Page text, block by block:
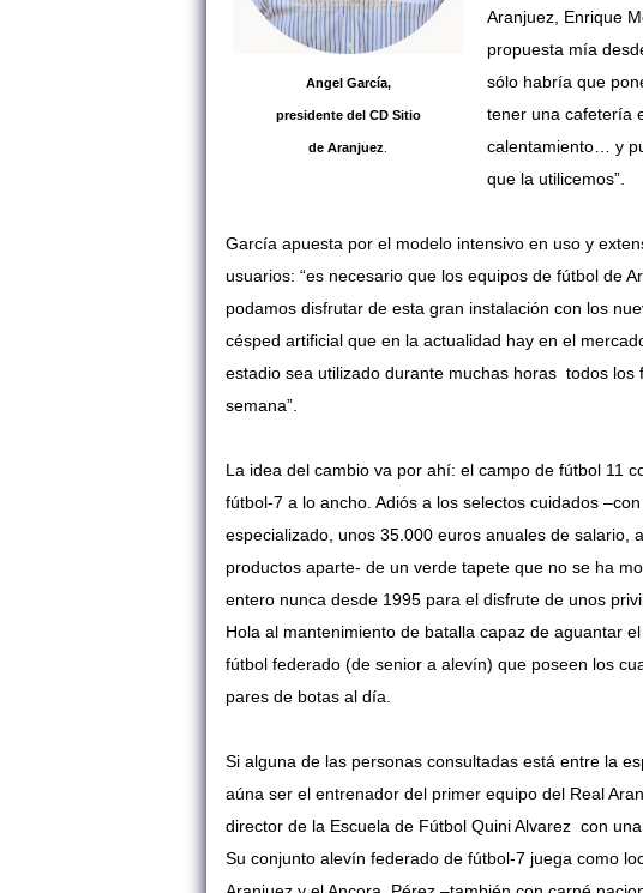
Angel García,
presidente del CD Sitio
de Aranjuez
Aranjuez, Enrique
propuesta mía
sólo habría que
tener una cafetería
calentamiento… y
que la utilicemos”.
García apuesta por el modelo intensivo en uso y
usuarios: “es necesario que los equipos de fútbol de
podamos disfrutar de esta gran instalación con los
césped artificial que en la actualidad hay en el
estadio sea utilizado durante muchas horas todos los
semana”.
La idea del cambio va por ahí: el campo de fútbol 11
fútbol-7 a lo ancho. Adiós a los selectos cuidados –con
especializado, unos 35.000 euros anuales de salario,
productos aparte- de un verde tapete que no se ha
entero nunca desde 1995 para el disfrute de unos
Hola al mantenimiento de batalla capaz de aguantar
fútbol federado (de senior a alevín) que poseen los
pares de botas al día.
Si alguna de las personas consultadas está entre la
aúna ser el entrenador del primer equipo del Real
director de la Escuela de Fútbol Quini Alvarez con
Su conjunto alevín federado de fútbol-7 juega como